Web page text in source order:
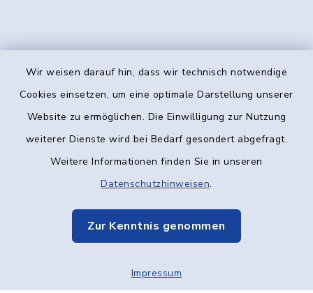
Wir weisen darauf hin, dass wir technisch notwendige
Cookies einsetzen, um eine optimale Darstellung unserer
Website zu ermöglichen. Die Einwilligung zur Nutzung
weiterer Dienste wird bei Bedarf gesondert abgefragt.
Weitere Informationen finden Sie in unseren
Datenschutzhinweisen.
Zur Kenntnis genommen
Impressum
Kontakt
Datenschutz
Elektronische Kommunikation
Sitemap